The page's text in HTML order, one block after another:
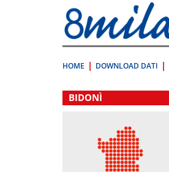
direttamente
a:
Contenuto
HOME DOWNLOAD DATI
.
BIDONÌ